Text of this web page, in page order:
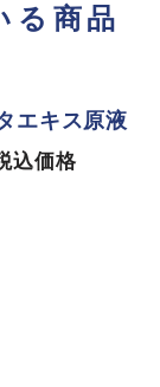
る商品
エキス原液
込価格